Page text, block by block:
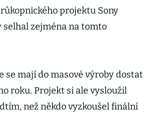
projektu Sony
selhal zejména na tomto
se mají do masové výroby dostat
roku. Projekt si ale vysloužil
než někdo vyzkoušel finální